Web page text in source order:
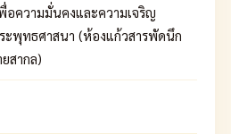
อความมั่นคงและความเจริญ
ะพุทธศาสนา (ห้องแก้วสารพัดนึก
สากล)